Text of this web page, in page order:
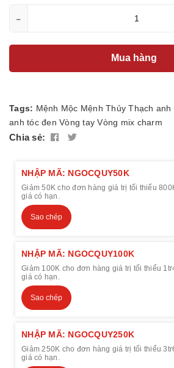
-
Mua hàng
Tags: Mệnh Mộc Mệnh Thủy Thạch anh
anh tóc đen Vòng tay Vòng mix charm
Chia sẻ:
NHẬP MÃ: NGOCQUY50K
Giảm 50K cho đơn hàng giá trị tối thiểu
giá có hạn.
Sao chép
NHẬP MÃ: NGOCQUY100K
Giảm 100K cho đơn hàng giá trị tối thiểu
giá có hạn.
Sao chép
NHẬP MÃ: NGOCQUY250K
Giảm 250K cho đơn hàng giá trị tối thiểu
giá có hạn.